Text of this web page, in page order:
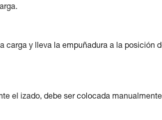
carga y lleva la empuñadura a la posición
el izado, debe ser colocada